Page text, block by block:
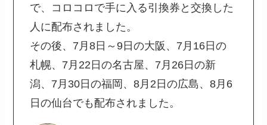
で、コロコロで手に入る引換券と交換した
人に配布されました。
その後、7月8日～9日の大阪、7月16日の
札幌、7月22日の名古屋、7月26日の新
潟、7月30日の福岡、8月2日の広島、8月6
日の仙台でも配布されました。